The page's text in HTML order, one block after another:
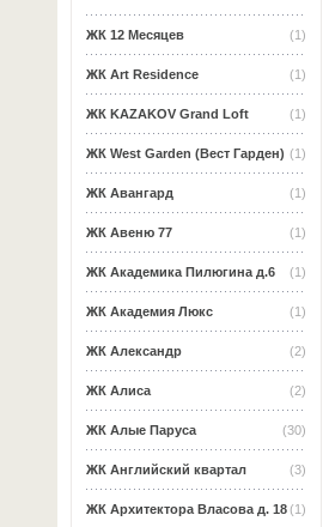
(1)
ЖК 12 Месяцев
(1)
ЖК Art Residence
(1)
ЖК KAZAKOV Grand Loft
(1)
ЖК West Garden (Вест Гарден)
(1)
ЖК Авангард
(1)
ЖК Авеню 77
(1)
ЖК Академика Пилюгина д.6
(1)
ЖК Академия Люкс
(2)
ЖК Александр
(2)
ЖК Алиса
(30)
ЖК Алые Паруса
(3)
ЖК Английский квартал
(1)
ЖК Архитектора Власова д. 18